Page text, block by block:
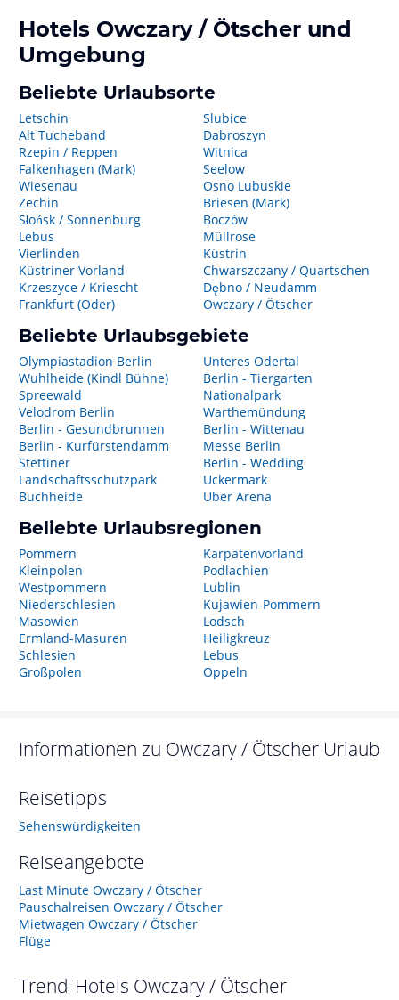
Hotels Owczary / Ötscher und
Umgebung
Beliebte Urlaubsorte
Letschin
Alt Tucheband
Rzepin / Reppen
Falkenhagen (Mark)
Wiesenau
Zechin
Słońsk / Sonnenburg
Lebus
Vierlinden
Küstriner Vorland
Krzeszyce / Kriescht
Frankfurt (Oder)
Slubice
Dabroszyn
Witnica
Seelow
Osno Lubuskie
Briesen (Mark)
Boczów
Müllrose
Küstrin
Chwarszczany / Quartschen
Dębno / Neudamm
Owczary / Ötscher
Beliebte Urlaubsgebiete
Olympiastadion Berlin
Wuhlheide (Kindl Bühne)
Spreewald
Velodrom Berlin
Berlin - Gesundbrunnen
Berlin - Kurfürstendamm
Stettiner
Landschaftsschutzpark
Buchheide
Unteres Odertal
Berlin - Tiergarten
Nationalpark
Warthemündung
Berlin - Wittenau
Messe Berlin
Berlin - Wedding
Uckermark
Uber Arena
Beliebte Urlaubsregionen
Pommern
Kleinpolen
Westpommern
Niederschlesien
Masowien
Ermland-Masuren
Schlesien
Großpolen
Karpatenvorland
Podlachien
Lublin
Kujawien-Pommern
Lodsch
Heiligkreuz
Lebus
Oppeln
Informationen zu Owczary / Ötscher Urlaub
Reisetipps
Sehenswürdigkeiten
Reiseangebote
Last Minute Owczary / Ötscher
Pauschalreisen Owczary / Ötscher
Mietwagen Owczary / Ötscher
Flüge
Trend-Hotels Owczary / Ötscher